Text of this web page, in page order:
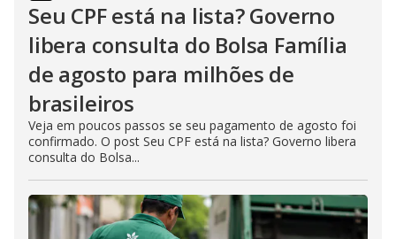
Seu CPF está na lista? Governo
libera consulta do Bolsa Família
de agosto para milhões de
brasileiros
Veja em poucos passos se seu pagamento de agosto foi
confirmado. O post Seu CPF está na lista? Governo libera
consulta do Bolsa...